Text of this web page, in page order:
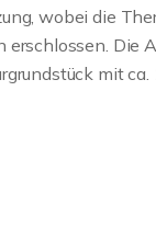
wobei die
erschlossen. Die
mit